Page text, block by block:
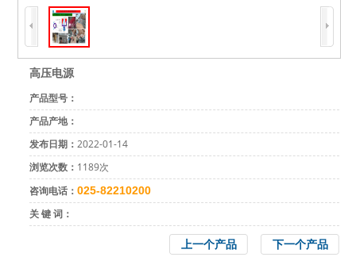
高压电源
产品型号：
产品产地：
发布日期：2022-01-14
浏览次数： 1189次
咨询电话：025-82210200
关 键 词：
下一个产品
上一个产品